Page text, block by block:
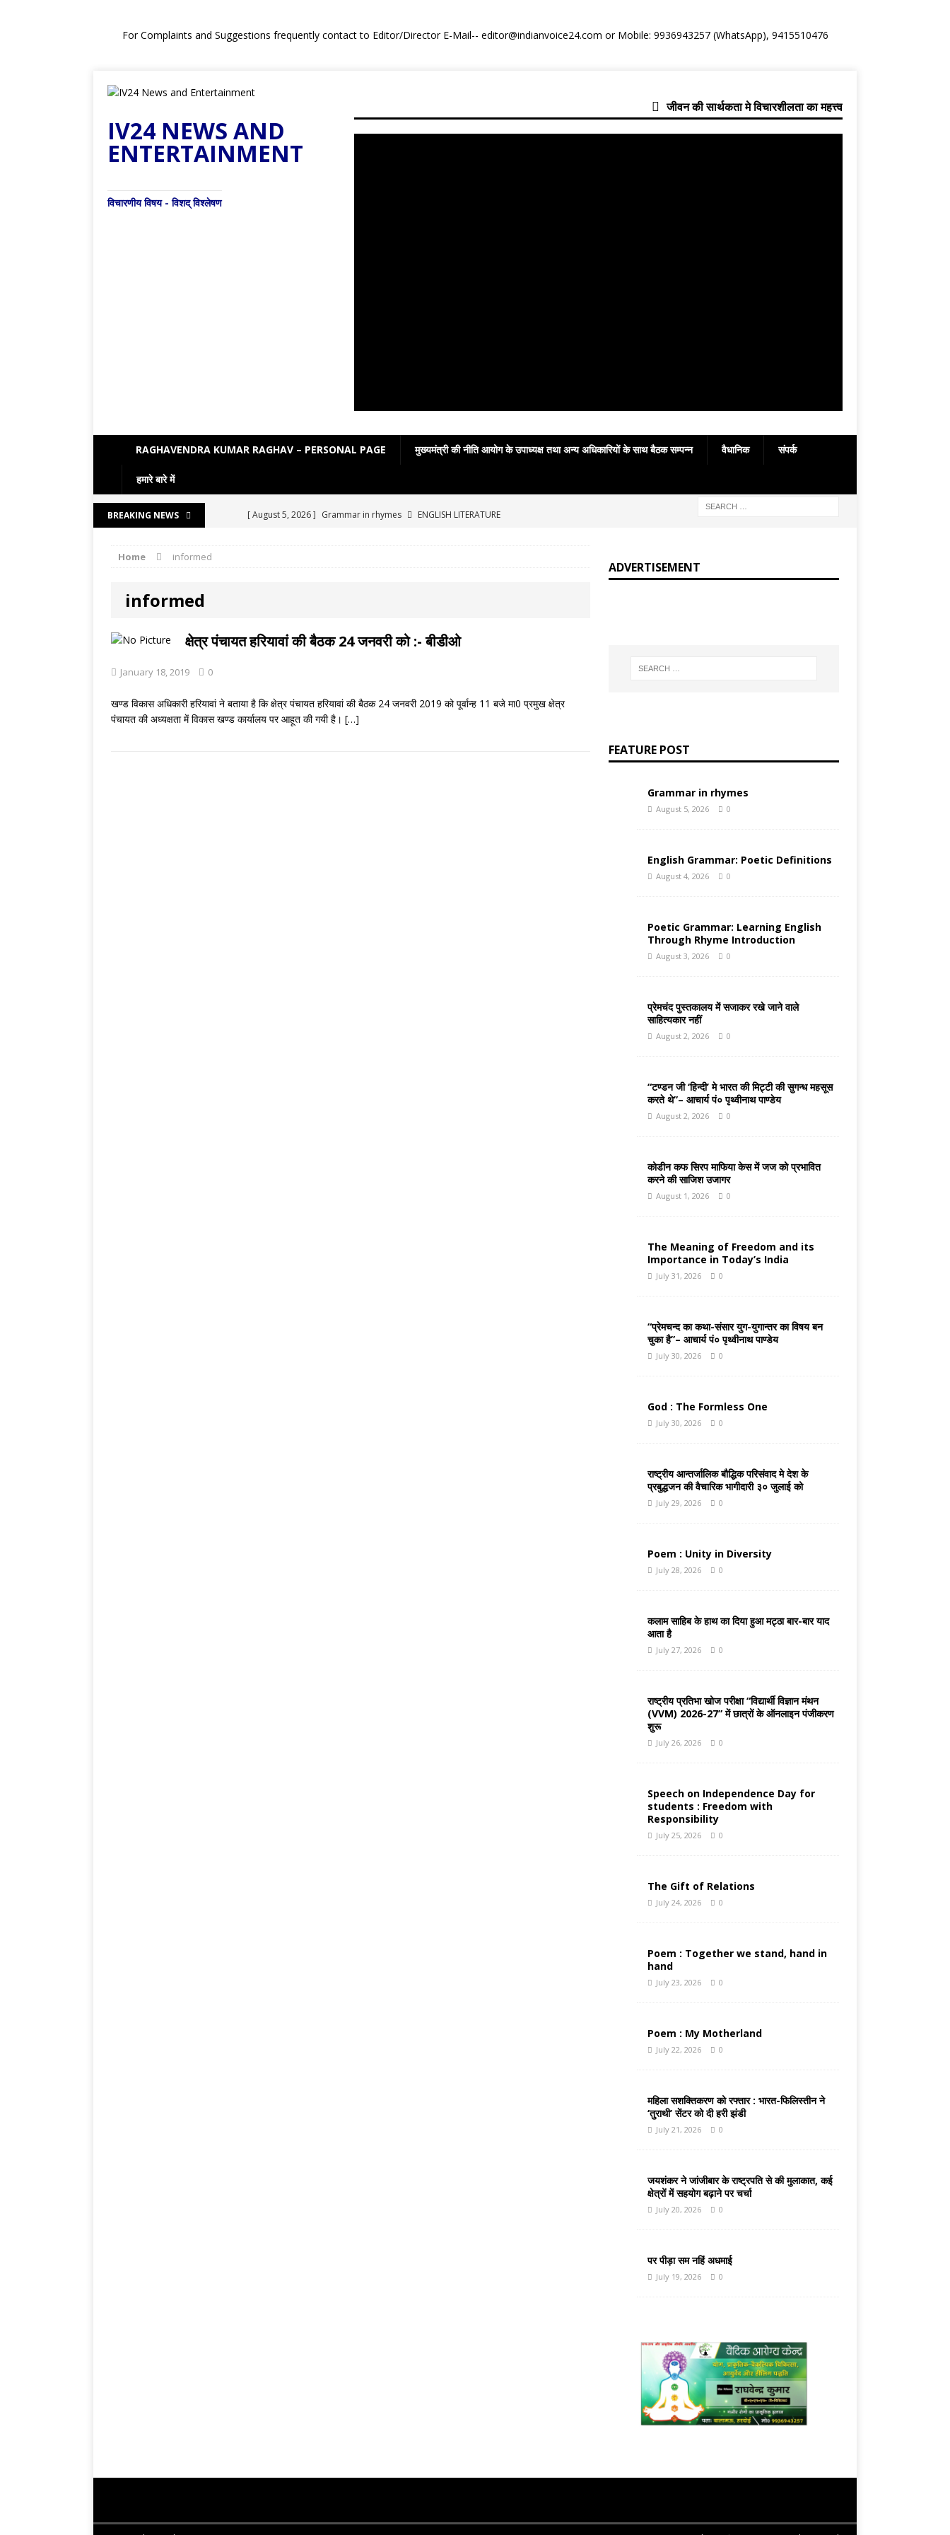
For Complaints and Suggestions frequently contact to Editor/Director E-Mail-- editor@indianvoice24.com or Mobile: 9936943257 (WhatsApp), 9415510476
IV24 NEWS AND
ENTERTAINMENT
विचारणीय विषय - विशद् विश्लेषण
जीवन की सार्थकता मे विचारशीलता का महत्त्व
RAGHAVENDRA KUMAR RAGHAV – PERSONAL PAGE मुख्यमंत्री की नीति आयोग के उपाध्यक्ष तथा अन्य अधिकारियों के साथ बैठक सम्पन्न वैधानिक संपर्क
हमारे बारे में
BREAKING NEWS [ August 5, 2026 ] Grammar in rhymes
ENGLISH LITERATURE
THINKING MATTER
Home informed
informed
क्षेत्र पंचायत हरियावां की बैठक 24 जनवरी को :- बीडीओ
January 18, 2019 0
खण्ड विकास अधिकारी हरियावां ने बताया है कि क्षेत्र पंचायत हरियावां की बैठक 24 जनवरी 2019 को पूर्वान्ह 11 बजे मा0 प्रमुख क्षेत्र
पंचायत की अध्यक्षता में विकास खण्ड कार्यालय पर आहूत की गयी है। […]
ADVERTISEMENT
FEATURE POST
Grammar in rhymes
August 5, 2026 0
English Grammar: Poetic Definitions
August 4, 2026 0
Poetic Grammar: Learning English
Through Rhyme Introduction
August 3, 2026 0
प्रेमचंद पुस्तकालय में सजाकर रखे जाने वाले
साहित्यकार नहीं
August 2, 2026 0
“टण्डन जी ‘हिन्दी’ मे भारत की मिट्टी की सुगन्ध महसूस
करते थे”– आचार्य पं० पृथ्वीनाथ पाण्डेय
August 2, 2026 0
कोडीन कफ सिरप माफिया केस में जज को प्रभावित
करने की साजिश उजागर
August 1, 2026 0
The Meaning of Freedom and its
Importance in Today’s India
July 31, 2026 0
“प्रेमचन्द का कथा-संसार युग-युगान्तर का विषय बन
चुका है”– आचार्य पं० पृथ्वीनाथ पाण्डेय
July 30, 2026 0
God : The Formless One
July 30, 2026 0
राष्ट्रीय आन्तर्जालिक बौद्धिक परिसंवाद मे देश के
प्रबुद्धजन की वैचारिक भागीदारी ३० जुलाई को
July 29, 2026 0
Poem : Unity in Diversity
July 28, 2026 0
कलाम साहिब के हाथ का दिया हुआ मट्ठा बार-बार याद
आता है
July 27, 2026 0
राष्ट्रीय प्रतिभा खोज परीक्षा “विद्यार्थी विज्ञान मंथन
(VVM) 2026-27” में छात्रों के ऑनलाइन पंजीकरण
शुरू
July 26, 2026 0
Speech on Independence Day for
students : Freedom with
Responsibility
July 25, 2026 0
The Gift of Relations
July 24, 2026 0
Poem : Together we stand, hand in
hand
July 23, 2026 0
Poem : My Motherland
July 22, 2026 0
महिला सशक्तिकरण को रफ्तार : भारत-फिलिस्तीन ने
‘तुराथी’ सेंटर को दी हरी झंडी
July 21, 2026 0
जयशंकर ने जांजीबार के राष्ट्रपति से की मुलाकात, कई
क्षेत्रों में सहयोग बढ़ाने पर चर्चा
July 20, 2026 0
पर पीड़ा सम नहिं अधमाई
July 19, 2026 0